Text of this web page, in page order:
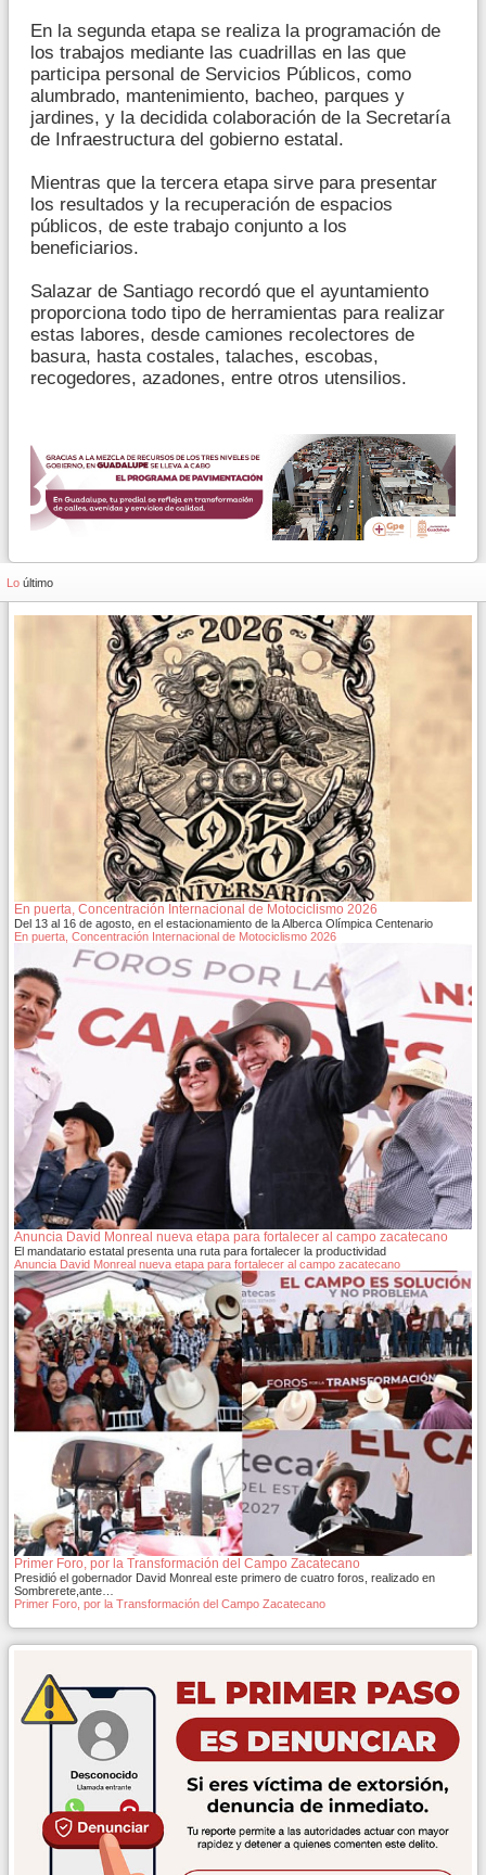
En la segunda etapa se realiza la programación de
los trabajos mediante las cuadrillas en las que
participa personal de Servicios Públicos, como
alumbrado, mantenimiento, bacheo, parques y
jardines, y la decidida colaboración de la Secretaría
de Infraestructura del gobierno estatal.
Mientras que la tercera etapa sirve para presentar
los resultados y la recuperación de espacios
públicos, de este trabajo conjunto a los
beneficiarios.
Salazar de Santiago recordó que el ayuntamiento
proporciona todo tipo de herramientas para realizar
estas labores, desde camiones recolectores de
basura, hasta costales, talaches, escobas,
recogedores, azadones, entre otros utensilios.
Lo último
En puerta, Concentración Internacional de Motociclismo 2026
Del 13 al 16 de agosto, en el estacionamiento de la Alberca Olímpica Centenario
En puerta, Concentración Internacional de Motociclismo 2026
Anuncia David Monreal nueva etapa para fortalecer al campo zacatecano
El mandatario estatal presenta una ruta para fortalecer la productividad
Anuncia David Monreal nueva etapa para fortalecer al campo zacatecano
Primer Foro, por la Transformación del Campo Zacatecano
Presidió el gobernador David Monreal este primero de cuatro foros, realizado en
Sombrerete,ante…
Primer Foro, por la Transformación del Campo Zacatecano